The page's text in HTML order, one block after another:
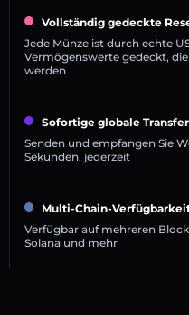
Vollständig gedeckte
Jede Münze ist durch echte
Vermögenswerte gedeckt,
werden
Sofortige globale
Senden und empfangen Sie
Sekunden, jederzeit
Multi-Chain-
Verfügbar auf mehreren
Solana und mehr